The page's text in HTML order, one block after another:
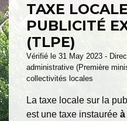
TAXE
PUBLICITÉ
(TLPE)
Vérifié le 31 May 2023 -
administrative (Première
collectivités locales
La taxe locale sur la
est une taxe instaurée